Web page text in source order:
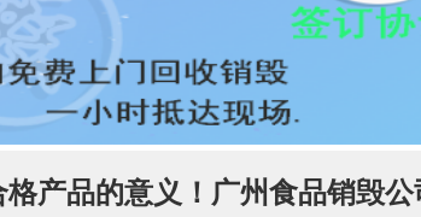
产品的意义！广州食品销毁公